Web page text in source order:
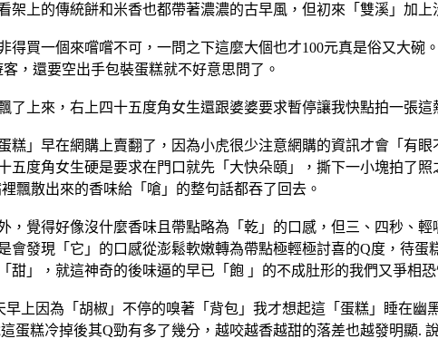
上的傳統餅和米香也都帶著濃濃的古早風，但初來「雙溪」加
買一個來嚐嚐不可，一問之下這麼大個也才100元真是俗又大碗
，還要空出手包裝蛋糕就不好意思問了。
上來，右上四十五度角女生還跟婆婆要求暫停讓我快點拍一張這
糕」早在網購上賣翻了，因為小虎很少注意網購的資訊才會「有
五度角女生硬是要求在門口就先「大快朵頤」，撕下一小塊拍了
飄散出來的香味給「嗆」的整句話都吞了回去。
覺得好像沒什麼香味且帶點略為「乾」的口感，但三、四秒、
發現「它」的口感從澎鬆軟嫩轉為帶點極輕極討喜的Q度，待
」，就這神奇的後味逼的早已「飽 」的不成肚形的我們又爭相
上因為「胡椒」不停的嗅著「背包」我才想起這「蛋糕」睡在
蛋糕冷掉後其Q勁有多了幾分，越咬越香越甜的落差也越發明顯.